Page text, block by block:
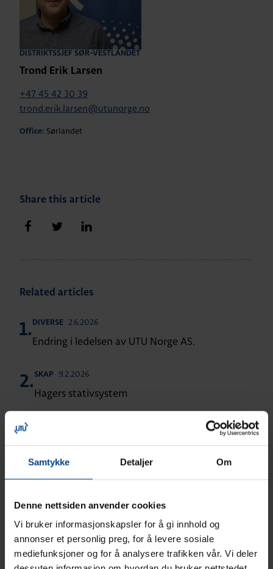
Samtykke Detaljer Om
Denne nettsiden anvender cookies
Vi bruker informasjonskapsler for å gi innhold og
annonser et personlig preg, for å levere sosiale
mediefunksjoner og for å analysere trafikken vår. Vi deler
DISTRIKTSSJEF SØR-VESTLANDET
Trond Erik Larsen
+47 45 42 30 39
trond.erik.larsen@utunorge.no
Office: Sørlandet
Share this article
Share on FacebookShare on Twitter
Related articles
1. DIVERSE 2.6.2026
Endring i ledelsen av UTU Norge AS.
2. SKAP 9.2.2026
Hagers stativsystem
3. SVART INSTALLASJONSMATERIELL 9.1.2026
Grenstaver fra UTU – fleksibel strøm- og
datatilførsel
4.
Utviklingen av TKS-skapet – norsk design og
produksjon
DIVERSE 12.12.2025